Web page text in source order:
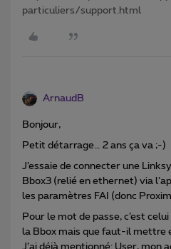
particuliers/support.html
ArnaudB
Bonjour,
Petit détarrage… 2 ans ça va ;-)
J’essaie de connecter une
Bbox3 (relié en ethernet) via
les paramètres FAI (donc
Pour le mot de passe, c’est
la Bbox mais que faut-il mettre
J’ai déjà mentionné: User, mon